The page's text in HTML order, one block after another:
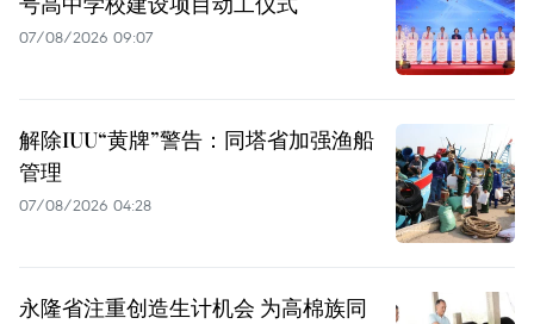
07/08/2026 09:07
解除IUU“黄牌”警告：同塔省加强渔船
管理
07/08/2026 04:28
永隆省注重创造生计机会 为高棉族同